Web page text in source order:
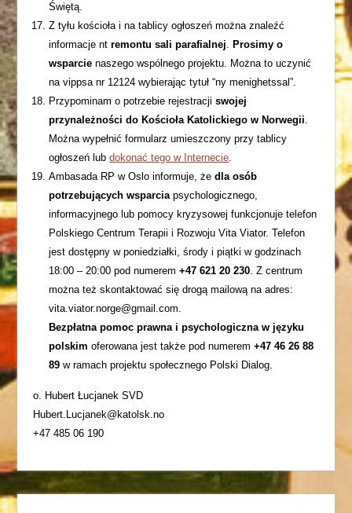
Świętą.
Z tyłu kościoła i na tablicy ogłoszeń można znaleźć
informacje ntremontu sali parafialnej. Prosimy o
wsparcie naszego wspólnego projektu. Można to uczynić
na vippsa nr 12124 wybierając tytuł “ny menighetssal”.
Przypominam o potrzebie rejestracjiswojej
przynależności do Kościoła Katolickiego w Norwegii.
Można wypełnić formularz umieszczony przy tablicy
ogłoszeń lubdokonać tego w Internecie.
Ambasada RP w Oslo informuje, że dla osób
potrzebujących wsparciapsychologicznego,
informacyjnego lub pomocy kryzysowej funkcjonuje telefon
Polskiego Centrum Terapii i Rozwoju Vita Viator. Telefon
jest dostępny w poniedziałki, środy i piątki w godzinach
18:00 – 20:00 pod numerem+47 621 20 230. Z centrum
można też skontaktować się drogą mailową na adres:
vita.viator.norge@gmail.com.
Bezpłatna pomoc prawna i psychologiczna w języku
polskim oferowana jest także pod numerem+47 46 26 88
89 w ramach projektu społecznego Polski Dialog.
o. Hubert Łucjanek SVD
Hubert.Lucjanek@katolsk.no
+47 485 06 190